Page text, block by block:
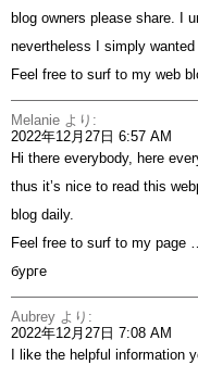
blog owners please share. I
nevertheless I simply
Feel free to surf to my web
Melanie より:
2022年12月27日 6:57 AM
Hi there everybody, here
thus it’s nice to read this
blog daily.
Feel free to surf to my page
бурге
Aubrey より:
2022年12月27日 7:08 AM
I like the helpful information